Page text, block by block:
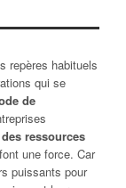
repères habituels
qui se
de
ressources
une force. Car
puissants pour